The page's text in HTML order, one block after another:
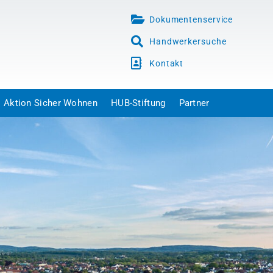
Dokumentenservice
Handwerkersuche
Kontakt
Aktion Sicher Wohnen HUB-Stiftung Partner